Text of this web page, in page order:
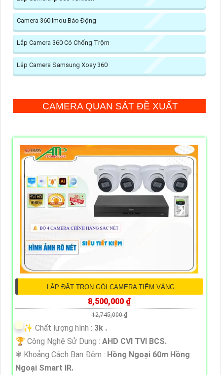
Camera 360 Imou Báo Động
Lắp Camera 360 Có Chống Trộm
Lắp Camera Samsung Xoay 360
CAMERA QUAN SÁT ĐỀ XUẤT
LẮP ĐẶT TRỌN GÓI CAMERA TIỆM VÀNG
8,500,000 ₫
12,745,000 ₫
✨ Chất lượng hình : 3k .
🏆 Công Nghệ Sử Dụng : AHD CVI TVI BCS.
❃ Khoảng Cách Ban Đêm : Hồng Ngoại 60m Hồng
Ngoại Smart IR.